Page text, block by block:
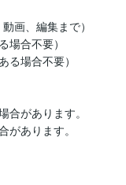
画、編集まで）
場合不要）
る場合不要）
があります。
あります。